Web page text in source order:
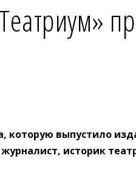
которую выпустило
историк